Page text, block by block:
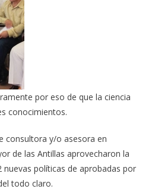
por eso de que la ciencia
conocimientos.
consultora y/o asesora en
de las Antillas aprovecharon la
políticas de aprobadas por
todo claro.